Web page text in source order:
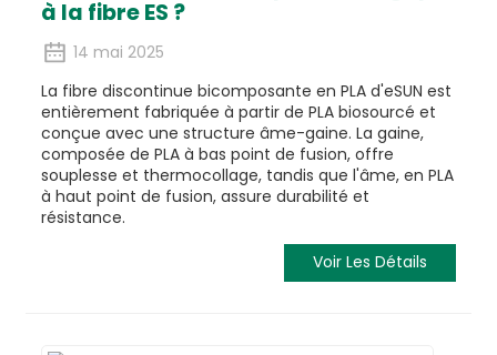
à la fibre ES ?
14 mai 2025
La fibre discontinue bicomposante en PLA d'eSUN est
entièrement fabriquée à partir de PLA biosourcé et
conçue avec une structure âme-gaine. La gaine,
composée de PLA à bas point de fusion, offre
souplesse et thermocollage, tandis que l'âme, en PLA
à haut point de fusion, assure durabilité et
résistance.
Voir Les Détails